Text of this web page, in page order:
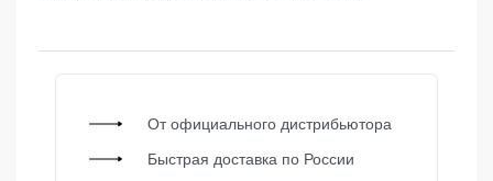
От официального дистрибьютора
Быстрая доставка по России